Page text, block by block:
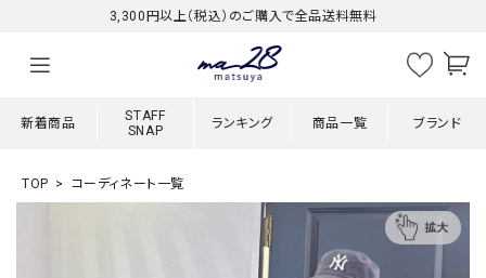
3,300円以上（税込）のご購入で全品送料無料
新着商品
STAFF
SNAP
ランキング 商品一覧 ブランド
TOP コーディネート一覧